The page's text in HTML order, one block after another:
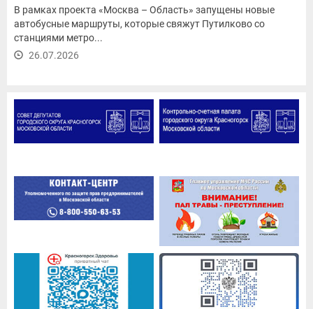
В рамках проекта «Москва – Область» запущены новые
автобусные маршруты, которые свяжут Путилково со
станциями метро...
26.07.2026